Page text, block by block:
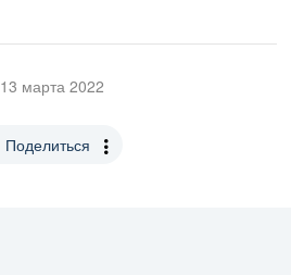
13 марта 2022
Поделиться